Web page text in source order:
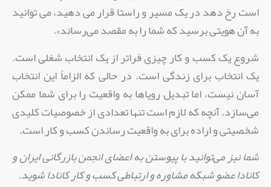
است رخ دهد در یک مسیر و راستا قرار می دهید،‌ می توانید
به آن هویتی برسید که شما را به مقصد می‌رساند».
شروع یک کسب و کار چیزی فراتر از یک انتخاب شغلی است.
یک انتخاب برای زندگی است. در حالی که الزاماً‌ این انتخاب
آسان نیست،‌ اما تبدیل رویاها به واقعیت را برای شما ممکن
می‌سازد. آنچه که لازم است تنها تعدادی از خصوصیات کلیدی
شخصیتی و اراده برای به واقعیت رساندن کسب و کار است.
شما نیز می‌توانید با پیوستن به اعضای انجمن بازرگانی ایران و
کانادا عضو شبکه مشاوره و ارتباطی کسب و کار کانادا شوید.